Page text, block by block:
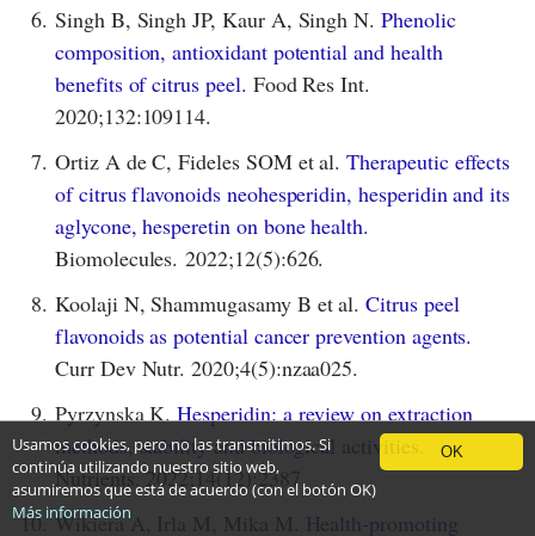
6. Singh B, Singh JP, Kaur A, Singh N.Phenolic
composition, antioxidant potential and health
benefits of citrus peel. Food Res Int.
2020;132:109114.
7. Ortiz A de C, Fideles SOM et al.Therapeutic effects
of citrus flavonoids neohesperidin, hesperidin and its
aglycone, hesperetin on bone health.
Biomolecules. 2022;12(5):626.
8. Koolaji N, Shammugasamy B et al.Citrus peel
flavonoids as potential cancer prevention agents.
Curr Dev Nutr. 2020;4(5):nzaa025.
9. Pyrzynska K.Hesperidin: a review on extraction
methods, stability and biological activities.
Nutrients. 2022;14(12):2387.
10. Wikiera A, Irla M, Mika M. Health-promoting
OK
Usamos cookies, pero no las transmitimos. Si
continúa utilizando nuestro sitio web,
asumiremos que está de acuerdo (con el botón OK)
Más información